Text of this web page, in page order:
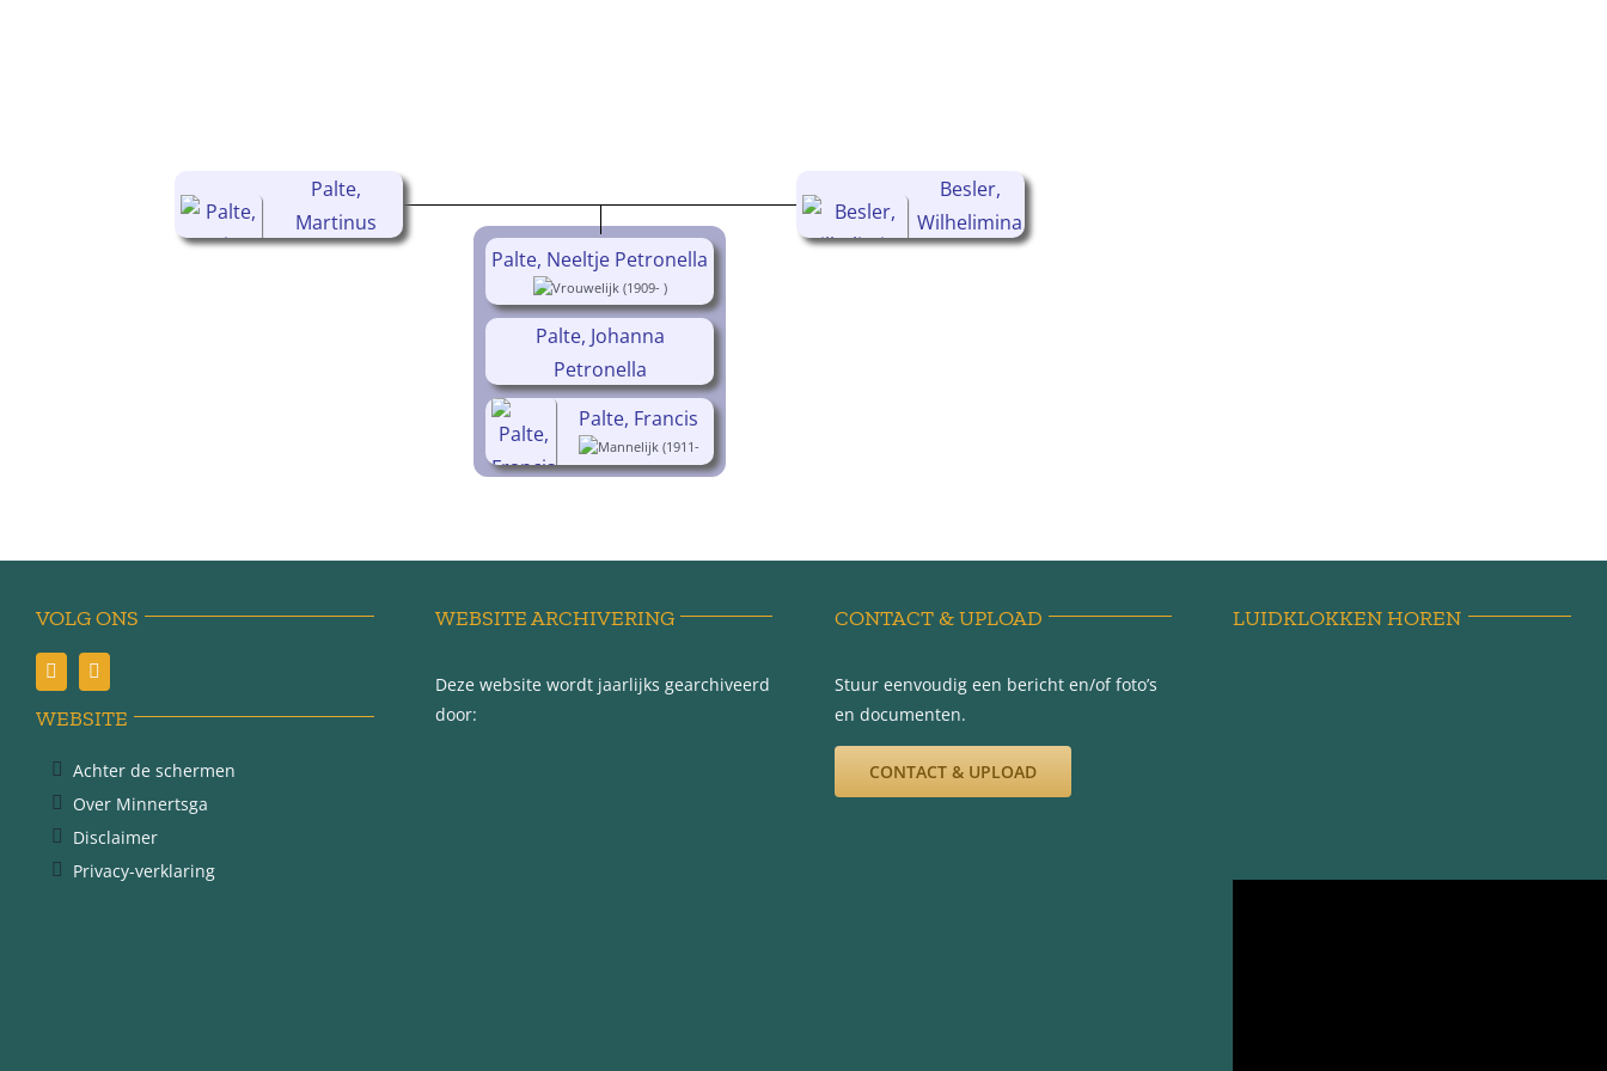
Palte,
Martinus
(1868-
Besler,
Wilhelimina
Palte, Neeltje Petronella
(1909- )
Palte, Johanna
Petronella
(1910- )
Palte, Francis
(1911-
1946)
VOLG ONS
WEBSITE
Achter de schermen
Over Minnertsga
Disclaimer
Privacy-verklaring
WEBSITE ARCHIVERING
Deze website wordt jaarlijks gearchiveerd
door:
CONTACT & UPLOAD
Stuur eenvoudig een bericht en/of foto’s
en documenten.
CONTACT & UPLOAD
LUIDKLOKKEN HOREN